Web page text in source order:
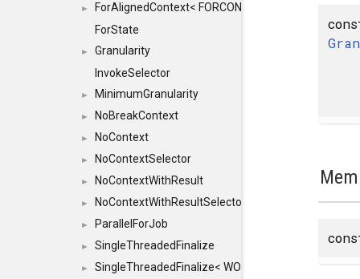
►
ForAlignedContext< FORCONTEXT, INDEXTYPE,
ForState
►
Granularity
InvokeSelector
► MinimumGranularity
► NoBreakContext
► NoContext
► NoContextSelector
► NoContextWithResult
► NoContextWithResultSelector
► ParallelForJob
► SingleThreadedFinalize
►
SingleThreadedFinalize< WORKER, false >